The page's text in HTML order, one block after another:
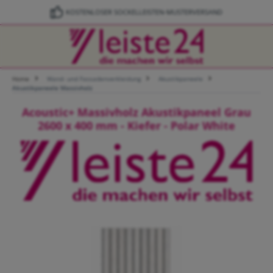
Zum Hauptinhalt springenKOSTENLOSER SOCKELLEISTEN-MUSTERVERSAND
Home Wand- und Fassadenverkleidung
Akustikpaneele Massivholz
Acoustic+ Massivholz Akustikpaneel Grau
2600 x 400 mm - Kiefer - Polar White